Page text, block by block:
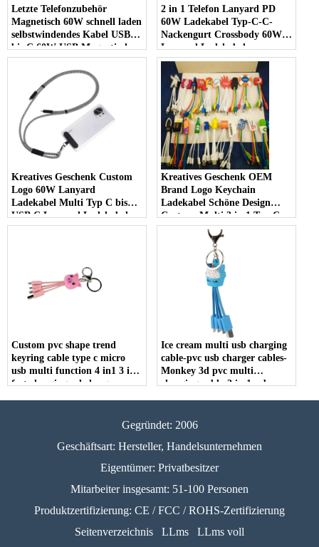
Letzte Telefonzubehör
Magnetisch 60W schnell laden
selbstwindendes Kabel USB C
bis C 60W USB Magnetische
Ladungskabel
2 in 1 Telefon Lanyard PD
60W Ladekabel Typ-C-C-
Nackengurt Crossbody 60W
Lanyard Ladekabel
Kreatives Geschenk Custom
Logo 60W Lanyard
Ladekabel Multi Typ C bis
USB C Lanyard Ladekabel
Kreatives Geschenk OEM
Brand Logo Keychain
Ladekabel Schöne Design
Cartoon Multi 3 in 1 Typ C
USB -Ladekabel
Custom pvc shape trend
keyring cable type c micro
usb multi function 4 in1 3 in1
fast charging pd charger
Ice cream multi usb charging
cable-pvc usb charger cables-
Monkey 3d pvc multi
charging cable-3 in 1 usb
Gegründet: 2006
Geschäftsart: Hersteller, Handelsunternehmen
Eigentümer: Privatbesitzer
Mitarbeiter insgesamt: 51-100 Personen
Produktzertifizierung: CE / FCC / ROHS-Zertifizierung
Seitenverzeichnis
LLms LLms voll